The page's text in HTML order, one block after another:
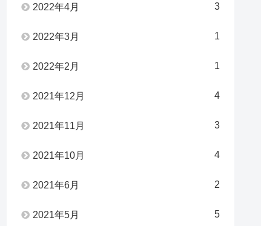
2022年4月 3
2022年3月 1
2022年2月 1
2021年12月 4
2021年11月 3
2021年10月 4
2021年6月 2
2021年5月 5